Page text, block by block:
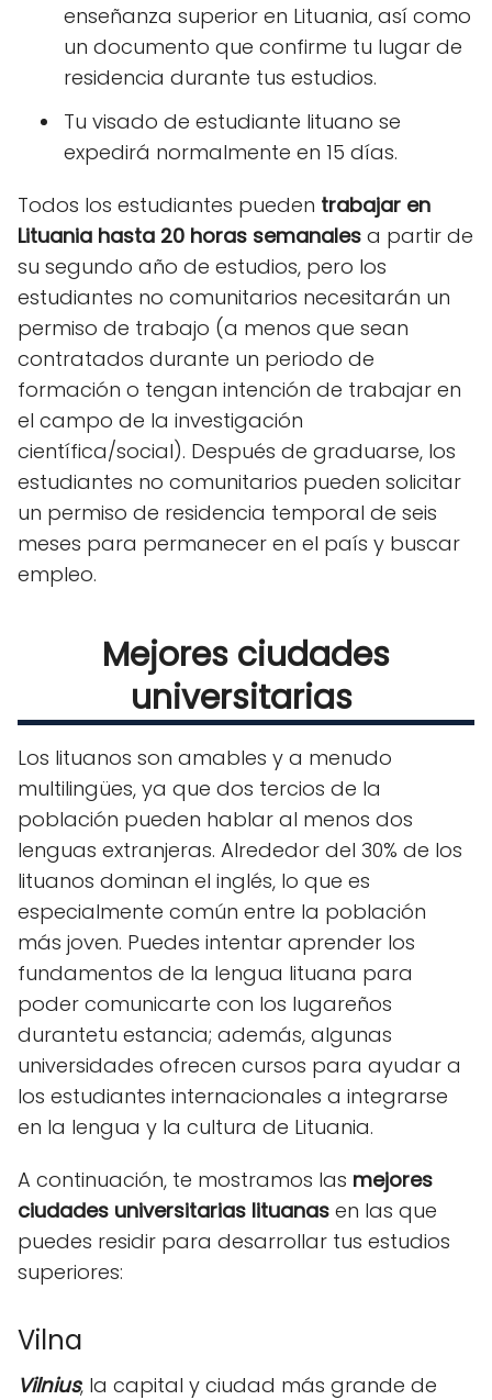
enseñanza superior en Lituania, así como
un documento que confirme tu lugar de
residencia durante tus estudios.
Tu visado de estudiante lituano se
expedirá normalmente en 15 días.
Todos los estudiantes pueden trabajar en
Lituania hasta 20 horas semanales a partir de
su segundo año de estudios, pero los
estudiantes no comunitarios necesitarán un
permiso de trabajo (a menos que sean
contratados durante un periodo de
formación o tengan intención de trabajar en
el campo de la investigación
científica/social). Después de graduarse, los
estudiantes no comunitarios pueden solicitar
un permiso de residencia temporal de seis
meses para permanecer en el país y buscar
empleo.
Mejores ciudades
universitarias
Los lituanos son amables y a menudo
multilingües, ya que dos tercios de la
población pueden hablar al menos dos
lenguas extranjeras. Alrededor del 30% de los
lituanos dominan el inglés, lo que es
especialmente común entre la población
más joven. Puedes intentar aprender los
fundamentos de la lengua lituana para
poder comunicarte con los lugareños
durantetu estancia; además, algunas
universidades ofrecen cursos para ayudar a
los estudiantes internacionales a integrarse
en la lengua y la cultura de Lituania.
A continuación, te mostramos las mejores
ciudades universitarias lituanas en las que
puedes residir para desarrollar tus estudios
superiores:
Vilna
Vilnius, la capital y ciudad más grande de